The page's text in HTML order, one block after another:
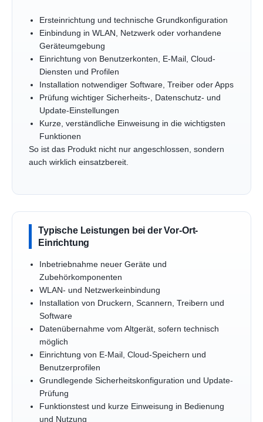
Ersteinrichtung und technische Grundkonfiguration
Einbindung in WLAN, Netzwerk oder vorhandene
Geräteumgebung
Einrichtung von Benutzerkonten, E-Mail, Cloud-
Diensten und Profilen
Installation notwendiger Software, Treiber oder Apps
Prüfung wichtiger Sicherheits-, Datenschutz- und
Update-Einstellungen
Kurze, verständliche Einweisung in die wichtigsten
Funktionen
So ist das Produkt nicht nur angeschlossen, sondern
auch wirklich einsatzbereit.
Typische Leistungen bei der Vor-Ort-
Einrichtung
Inbetriebnahme neuer Geräte und
Zubehörkomponenten
WLAN- und Netzwerkeinbindung
Installation von Druckern, Scannern, Treibern und
Software
Datenübernahme vom Altgerät, sofern technisch
möglich
Einrichtung von E-Mail, Cloud-Speichern und
Benutzerprofilen
Grundlegende Sicherheitskonfiguration und Update-
Prüfung
Funktionstest und kurze Einweisung in Bedienung
und Nutzung